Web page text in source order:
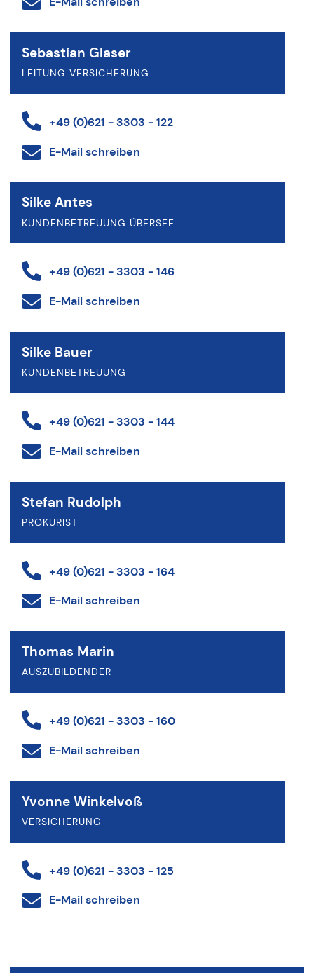
Sebastian Glaser
LEITUNG VERSICHERUNG
+49 (0)621 - 3303 - 122
E-Mail schreiben
Silke Antes
KUNDENBETREUUNG ÜBERSEE
+49 (0)621 - 3303 - 146
E-Mail schreiben
Silke Bauer
KUNDENBETREUUNG
+49 (0)621 - 3303 - 144
E-Mail schreiben
Stefan Rudolph
PROKURIST
+49 (0)621 - 3303 - 164
E-Mail schreiben
Thomas Marin
AUSZUBILDENDER
+49 (0)621 - 3303 - 160
E-Mail schreiben
Yvonne Winkelvoß
VERSICHERUNG
+49 (0)621 - 3303 - 125
E-Mail schreiben